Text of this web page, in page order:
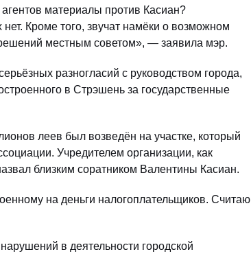
материалы против Касиан?
Кроме того, звучат намёки о возможном
местным советом», — заявила мэр.
разногласий с руководством города,
в Стрэшень за государственные
леев был возведён на участке, который
Учредителем организации, как
близким соратником Валентины Касиан.
на деньги налогоплательщиков. Считаю
в деятельности городской